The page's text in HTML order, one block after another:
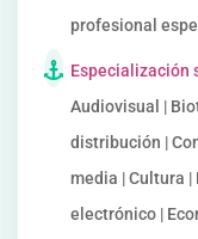
profesional
Especialización
Audiovisual |
distribución |
media | Cultura
electrónico |